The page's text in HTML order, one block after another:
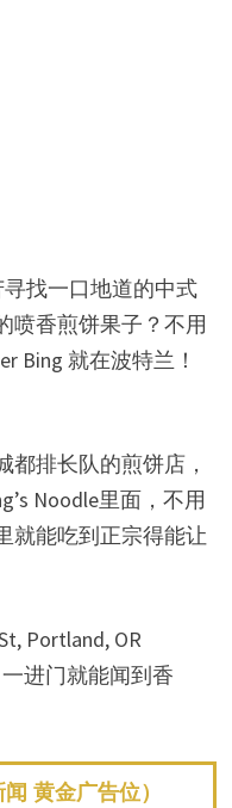
找一口地道的中式
喷香煎饼果子？不用
Bing 就在波特兰！
排长队的煎饼店，
Noodle里面，不用
就能吃到正宗得能让
Portland, OR
一进门就能闻到香
黄金广告位）